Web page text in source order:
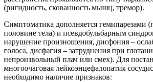
(ригидность, скованность мышц, тремор).
Симптоматика дополняется гемипарезами
половине тела) и псевдобульбарным
нарушение произношения, дисфония –
голоса, дисфагия – затруднения при
непроизвольный плач или смех). Для
многоочаговая лейкоэнцефалопатия
необходимо наличие признаков: